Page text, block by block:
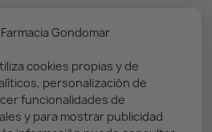
cualquier momento. Prometemos
relevante
Gondomar
cookies propias y de
personalización de
funcionalidades de
y para mostrar publicidad